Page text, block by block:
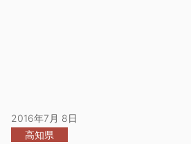
2016年7月 8日
高知県